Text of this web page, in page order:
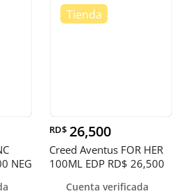
NEG
RD$ 26,500
Creed Aventus FOR HER
100ML EDP RD$ 26,500
Cuenta verificada